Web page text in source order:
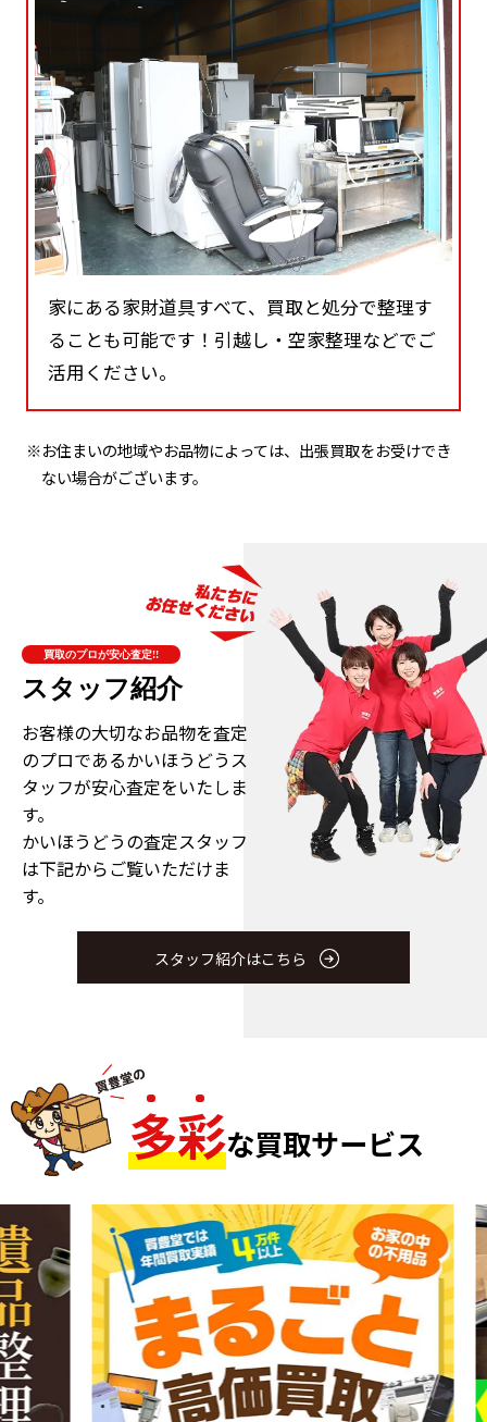
家にある家財道具すべて、買取と処分で整理す
ることも可能です！引越し・空家整理などでご
活用ください。
※お住まいの地域やお品物によっては、出張買取をお受けでき
ない場合がございます。
買取のプロが安心査定!!
スタッフ紹介
お客様の大切なお品物を査定
のプロであるかいほうどうス
タッフが安心査定をいたしま
す。
かいほうどうの査定スタッフ
は下記からご覧いただけま
す。
スタッフ紹介はこちら
多彩な買取サービス